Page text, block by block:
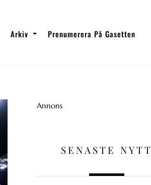
Arkiv Prenumerera På Gasetten
Annons
SENASTE NYTT